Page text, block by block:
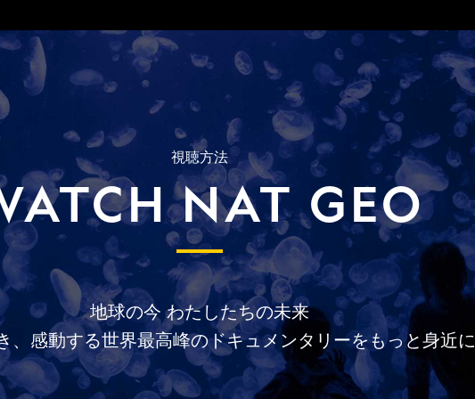
視聴方法
NAT GEO
地球の今わたしたちの未来
、 感動する世界最高峰のドキュメンタリーをもっと身近に